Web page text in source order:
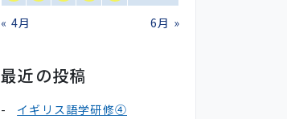
« 4月 6月 »
最近の投稿
イギリス語学研修④